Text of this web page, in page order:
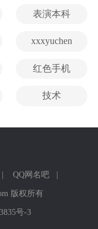
表演本科
xxxyuchen
红色手机
技术
| QQ网名吧
|
版权所有
号-3